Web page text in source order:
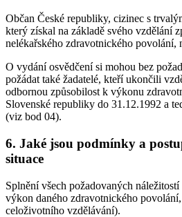
Občan České republiky, cizinec s
který získal na základě svého vzdělání
nelékařského zdravotnického povolání,
O vydání osvědčení si mohou bez
požádat také žadatelé, kteří ukončili
odbornou způsobilost k výkonu
Slovenské republiky do 31.12.1992 a
(viz bod 04).
6. Jaké jsou podmínky a
situace
Splnění všech požadovaných
výkon daného zdravotnického
celoživotního vzdělávání).